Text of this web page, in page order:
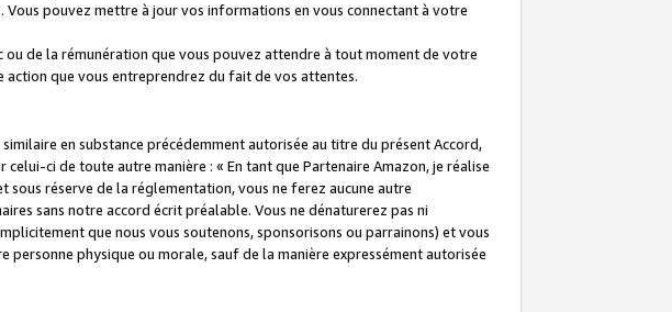
pouvez mettre à jour vos informations en vous connectant à votre
de la rémunération que vous pouvez attendre à tout moment de votre
que vous entreprendrez du fait de vos attentes.
en substance précédemment autorisée au titre du présent Accord,
ci de toute autre manière : « En tant que Partenaire Amazon, je réalise
sous réserve de la réglementation, vous ne ferez aucune autre
sans notre accord écrit préalable. Vous ne dénaturerez pas ni
que nous vous soutenons, sponsorisons ou parrainons) et vous
physique ou morale, sauf de la manière expressément autorisée